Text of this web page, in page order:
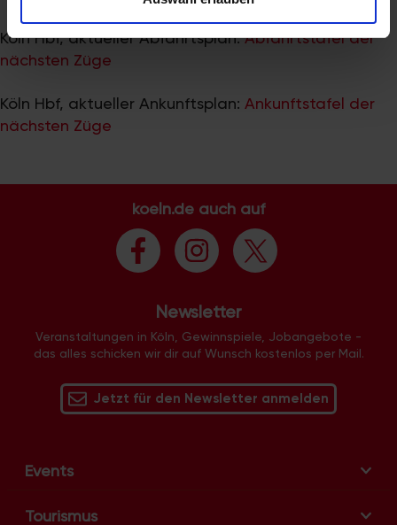
analysieren. Außerdem geben wir Informationen zu Ihrer
Verwendung unserer Website an unsere Partner für
soziale Medien, Werbung und Analysen weiter. Unsere
weiteren Daten zusammen, die Sie ihnen bereitgestellt
haben oder die sie im Rahmen Ihrer Nutzung der Dienste
Köln Hbf, aktueller Abfahrtsplan:Abfahrtstafel der
nächsten Züge
Köln Hbf, aktueller Ankunftsplan: Ankunftstafel der
nächsten Züge
koeln.de auch auf
Newsletter
Veranstaltungen in Köln, Gewinnspiele, Jobangebote -
das alles schicken wir dir auf Wunsch kostenlos per Mail.
Jetzt für den Newsletter anmelden
Events
Tourismus